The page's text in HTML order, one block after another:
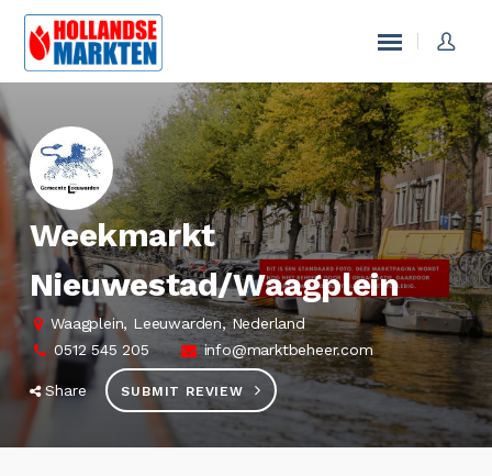
Weekmarkt
Nieuwestad/Waagplein
Waagplein, Leeuwarden, Nederland
0512 545 205
info@marktbeheer.com
Share SUBMIT REVIEW